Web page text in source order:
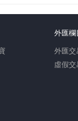
外匯欄
外匯交
虛假交